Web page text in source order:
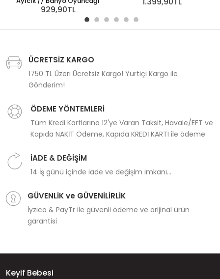
929,90TL
ÜCRETSİZ KARGO
1750 TL Üzeri Ücretsiz Kargo! Yurtiçi Kargo ile
Gönderim!
ÖDEME YÖNTEMLERİ
Tüm Kredi Kartlarına 12'ye Varan Taksit, Havale/EFT ve
Kapıda NAKİT Ödeme, Kapıda KREDİ KARTI ile ödeme
İADE & DEĞİŞİM
14 İş günü içinde iade ve değişim imkanı...
GÜVENLİK ve GÜVENİLİRLİK
İyzico & PayTr ile güvenli ödeme ve orijinal ürün
garantisi
Keyif Bebesi